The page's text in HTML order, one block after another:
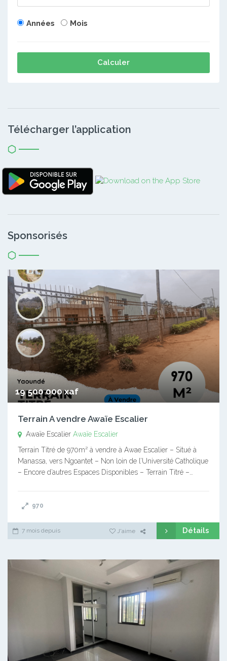
Années Mois
Calculer
Télécharger l’application
Sponsorisés
19 500 000 xaf
Terrain A vendre Awaïe Escalier
Awaïe Escalier Awaïe Escalier
Terrain Titré de 970m² à vendre à Awae Escalier – Situé à
Manassa, vers Ngoantet – Non loin de l’Université Catholique
– Encore d’autres Espaces Disponibles – Terrain Titré –…
970
7 mois depuis J'aime Détails